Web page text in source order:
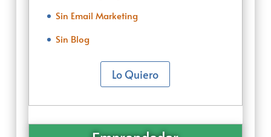
Sin Email Marketing
Sin Blog
Lo Quiero